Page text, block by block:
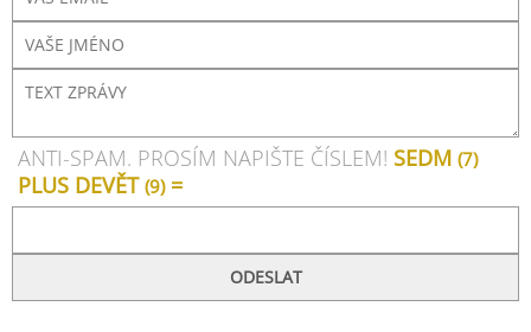
ANTI-SPAM. PROSÍM NAPIŠTE ČÍSLEM! SEDM (7)
PLUS DEVĚT (9)=